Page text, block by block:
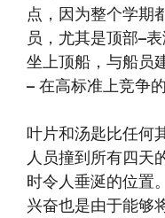
点，因为整个学期
员，尤其是顶部–
坐上顶船，与船员
– 在高标准上竞争
叶片和汤匙比任何
人员撞到所有四天
时令人垂涎的位置
兴奋也是由于能够